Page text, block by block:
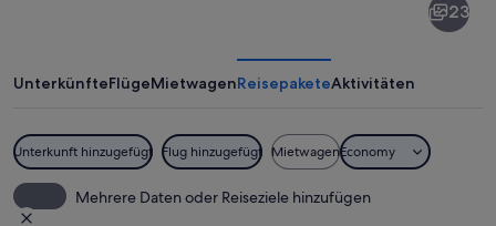
23
UnterkünfteFlügeMietwagenReisepaketeAktivitäten
Unterkunft hinzugefügt Flug hinzugefügt MietwagenEconomy
Mehrere Daten oder Reiseziele hinzufügen